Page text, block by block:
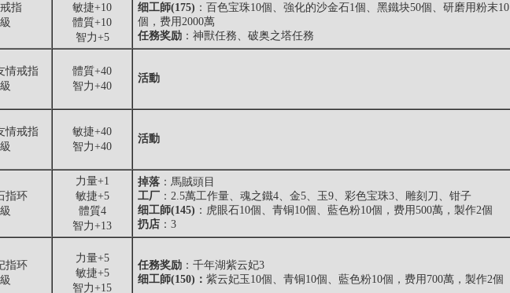
指
敏捷+10
體質+10
智力+5
细工師(175) ：百色宝珠10個、強化的沙金石1個、黑鐵块50個、研磨用粉末10
個，费用2000萬
任務奖励 ：神獸任務、破奥之塔任務
情戒指
體質+40
智力+40
活動
情戒指
敏捷+40
智力+40
活動
指环
力量+1
敏捷+5
體質4
智力+13
掉落 ： 馬賊頭目
工厂 ：2.5萬工作量、魂之鐵4、金5、玉9、彩色宝珠3、雕刻刀、钳子
细工師(145) ：虎眼石10個、青铜10個、藍色粉10個，费用500萬，製作2個
扔店 ：3
指环
力量+5
敏捷+5
智力+15
任務奖励 ：千年湖紫云妃3
细工師(150)： 紫云妃玉10個、青铜10個、藍色粉10個，费用700萬，製作2個